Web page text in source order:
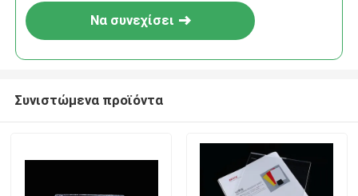
Να συνεχίσει
Συνιστώμενα προϊόντα